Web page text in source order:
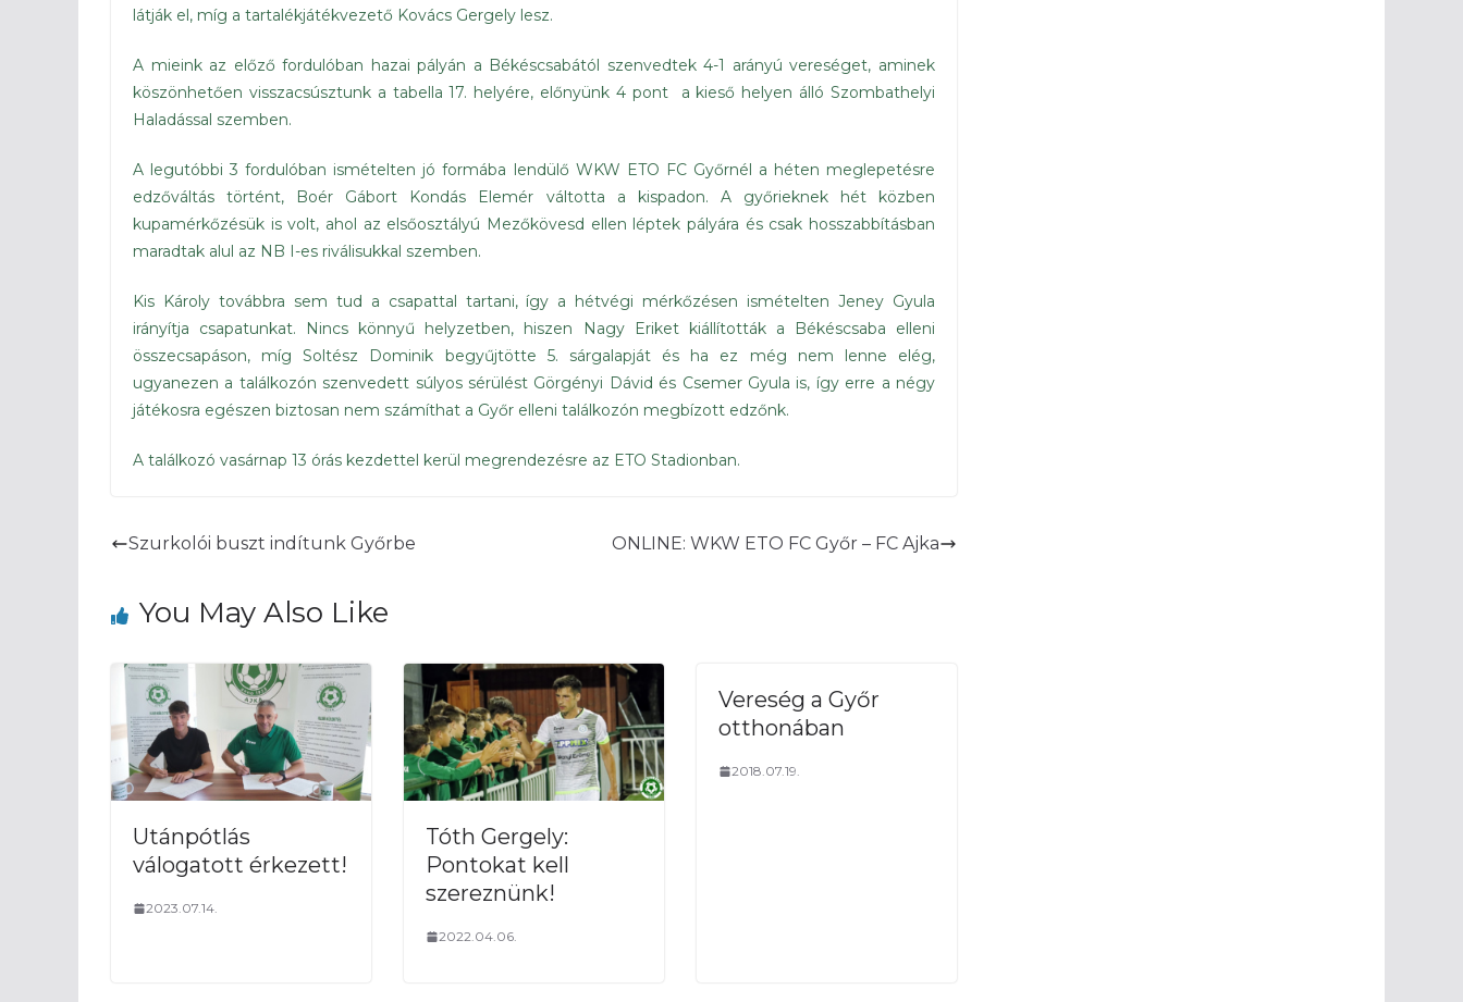
látják el, míg a tartalékjátékvezető Kovács Gergely lesz.
A mieink az előző fordulóban hazai pályán a Békéscsabától szenvedtek 4-1 arányú vereséget, aminek
köszönhetően visszacsúsztunk a tabella 17. helyére, előnyünk 4 pont a kieső helyen álló Szombathelyi
Haladással szemben.
A legutóbbi 3 fordulóban ismételten jó formába lendülő WKW ETO FC Győrnél a héten meglepetésre
edzőváltás történt, Boér Gábort Kondás Elemér váltotta a kispadon. A győrieknek hét közben
kupamérkőzésük is volt, ahol az elsőosztályú Mezőkövesd ellen léptek pályára és csak hosszabbításban
maradtak alul az NB I-es riválisukkal szemben.
Kis Károly továbbra sem tud a csapattal tartani, így a hétvégi mérkőzésen ismételten Jeney Gyula
irányítja csapatunkat. Nincs könnyű helyzetben, hiszen Nagy Eriket kiállították a Békéscsaba elleni
összecsapáson, míg Soltész Dominik begyűjtötte 5. sárgalapját és ha ez még nem lenne elég,
ugyanezen a találkozón szenvedett súlyos sérülést Görgényi Dávid és Csemer Gyula is, így erre a négy
játékosra egészen biztosan nem számíthat a Győr elleni találkozón megbízott edzőnk.
A találkozó vasárnap 13 órás kezdettel kerül megrendezésre az ETO Stadionban.
Szurkolói buszt indítunk Győrbe ONLINE: WKW ETO FC Győr – FC Ajka
You May Also Like
Utánpótlás
válogatott érkezett!
2023.07.14.
Tóth Gergely:
Pontokat kell
szereznünk!
2022.04.06.
Vereség a Győr
otthonában
2018.07.19.